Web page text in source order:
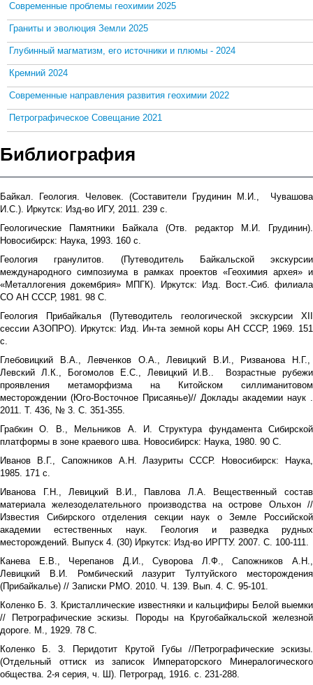
Современные проблемы геохимии 2025
Граниты и эволюция Земли 2025
Глубинный магматизм, его источники и плюмы - 2024
Кремний 2024
Современные направления развития геохимии 2022
Петрографическое Совещание 2021
Библиография
Байкал. Геология. Человек. (Составители Грудинин М.И., Чувашова
И.С.). Иркутск: Изд-во ИГУ, 2011. 239 с.
Геологические Памятники Байкала (Отв. редактор М.И. Грудинин).
Новосибирск: Наука, 1993. 160 с.
Геология гранулитов. (Путеводитель Байкальской экскурсии
международного симпозиума в рамках проектов «Геохимия архея» и
«Металлогения докембрия» МПГК). Иркутск: Изд. Вост.-Сиб. филиала
СО АН СССР, 1981. 98 С.
Геология Прибайкалья (Путеводитель геологической экскурсии ХII
сессии АЗОПРО). Иркутск: Изд. Ин-та земной коры АН СССР, 1969. 151
с.
Глебовицкий В.А., Левченков О.А., Левицкий В.И., Ризванова Н.Г.,
Левский Л.К., Богомолов Е.С., Левицкий И.В..
Возрастные рубежи
проявления метаморфизма на Китойском силлиманитовом
месторождении (Юго-Восточное Присаянье)// Доклады академии наук .
2011. Т. 436, № 3. С. 351-355.
Грабкин О. В., Мельников А. И. Структура фундамента Сибирской
платформы в зоне краевого шва. Новосибирск: Наука, 1980. 90 С.
Иванов В.Г., Сапожников А.Н. Лазуриты СССР. Новосибирск: Наука,
1985. 171 с.
Иванова Г.Н., Левицкий В.И., Павлова Л.А. Вещественный состав
материала железоделательного производства на острове Ольхон //
Известия Сибирского отделения секции наук о Земле Российской
академии естественных наук. Геология и разведка рудных
месторождений. Выпуск 4. (30) Иркутск: Изд-во ИРГТУ. 2007. С. 100-111.
Канева Е.В., Черепанов Д.И., Суворова Л.Ф., Сапожников А.Н.,
Левицкий В.И. Ромбический лазурит Тултуйского месторождения
(Прибайкалье) // Записки РМО. 2010. Ч. 139. Вып. 4. С. 95-101.
Коленко Б. 3. Кристаллические известняки и кальцифиры Белой выемки
// Петрографические эскизы. Породы на Кругобайкальской железной
дороге. М., 1929. 78 С.
Коленко Б. 3. Перидотит Крутой Губы //Петрографические эскизы.
(Отдельный оттиск из записок Императорского Минералогического
общества. 2-я серия, ч. Ш). Петроград, 1916. с. 231-288.